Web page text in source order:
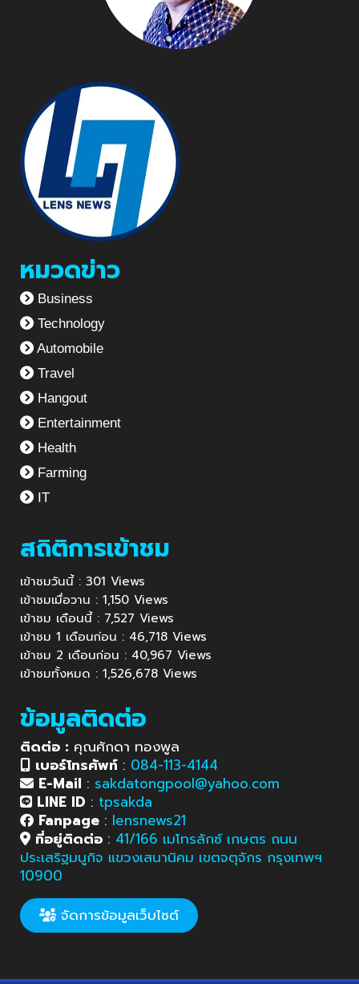
หมวดข่าว
Business
Technology
Automobile
Travel
Hangout
Entertainment
Health
Farming
IT
สถิติการเข้าชม
เข้าชมวันนี้ : 301 Views
เข้าชมเมื่อวาน : 1,150 Views
เข้าชม เดือนนี้ : 7,527 Views
เข้าชม 1 เดือนก่อน : 46,718 Views
เข้าชม 2 เดือนก่อน : 40,967 Views
เข้าชมทั้งหมด : 1,526,678 Views
ข้อมูลติดต่อ
ติดต่อ : คุณศักดา ทองพูล
เบอร์โทรศัพท์ : 084-113-4144
E-Mail : sakdatongpool@yahoo.com
LINE ID : tpsakda
Fanpage : lensnews21
ที่อยู่ติดต่อ : 41/166 เมโทรลักซ์ เกษตร ถนน
ประเสริฐมนูกิจ แขวงเสนานิคม เขตจตุจักร กรุงเทพฯ
10900
จัดการข้อมูลเว็บไซต์